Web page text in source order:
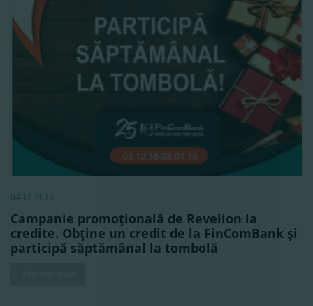
04.12.2018
Campanie promoţională de Revelion la
credite. Obţine un credit de la FinComBank şi
participă săptămânal la tombolă